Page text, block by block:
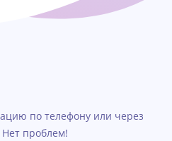
по телефону или через
проблем!